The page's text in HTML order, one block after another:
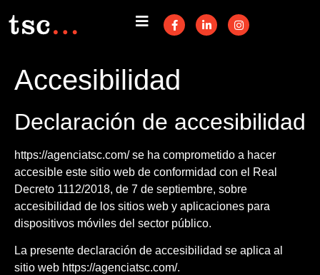
Accesibilidad
Declaración de accesibilidad
https://agenciatsc.com/ se ha comprometido a hacer
accesible este sitio web de conformidad con el Real
Decreto 1112/2018, de 7 de septiembre, sobre
accesibilidad de los sitios web y aplicaciones para
dispositivos móviles del sector público.
La presente declaración de accesibilidad se aplica al
sitio web https://agenciatsc.com/.